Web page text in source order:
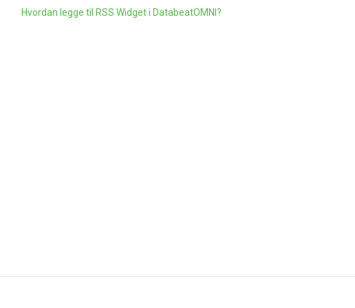
Hvordan legge til RSS Widget i DatabeatOMNI?